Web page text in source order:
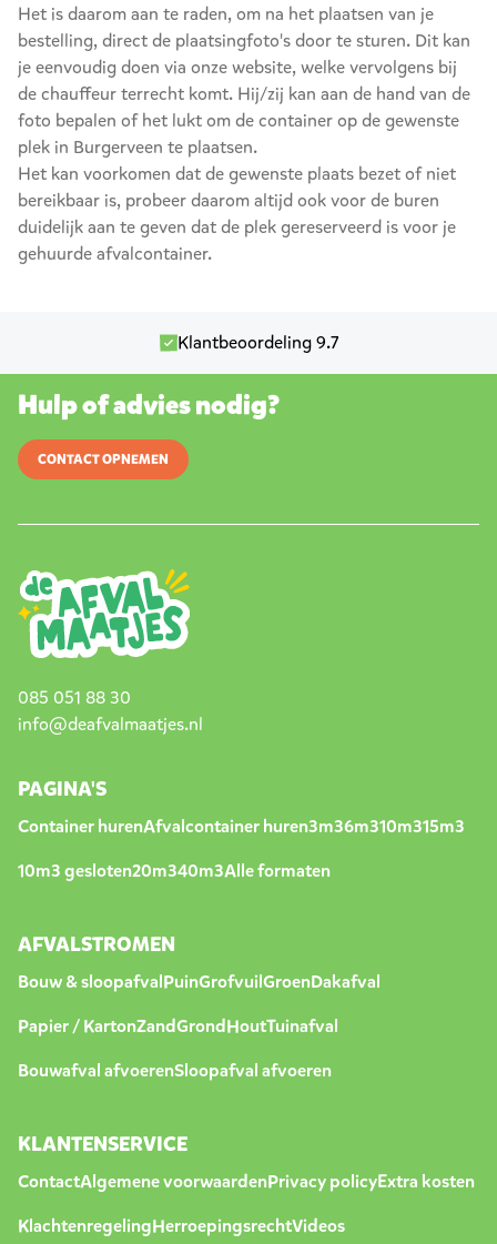
Het is daarom aan te raden, om na het plaatsen van je
bestelling, direct de plaatsingfoto's door te sturen. Dit kan
je eenvoudig doen via onze website, welke vervolgens bij
de chauffeur terrecht komt. Hij/zij kan aan de hand van de
foto bepalen of het lukt om de container op de gewenste
plek in Burgerveen te plaatsen.
Het kan voorkomen dat de gewenste plaats bezet of niet
bereikbaar is, probeer daarom altijd ook voor de buren
duidelijk aan te geven dat de plek gereserveerd is voor je
gehuurde afvalcontainer.
Klantbeoordeling 9.7
Hulp of advies nodig?
CONTACT OPNEMEN
085 051 88 30
info@deafvalmaatjes.nl
PAGINA'S
Container hurenAfvalcontainer huren3m36m310m315m3
10m3 gesloten20m340m3Alle formaten
AFVALSTROMEN
Bouw & sloopafvalPuinGrofvuilGroenDakafval
Papier / KartonZandGrondHoutTuinafval
Bouwafval afvoerenSloopafval afvoeren
KLANTENSERVICE
ContactAlgemene voorwaardenPrivacy policyExtra kosten
KlachtenregelingHerroepingsrechtVideos